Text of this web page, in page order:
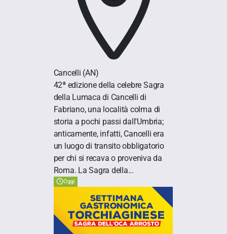
Cancelli (AN)
42ª edizione della celebre Sagra
della Lumaca di Cancelli di
Fabriano, una località colma di
storia a pochi passi dall'Umbria;
anticamente, infatti, Cancelli era
un luogo di transito obbligatorio
per chi si recava o proveniva da
Roma. La Sagra della...
Oggi